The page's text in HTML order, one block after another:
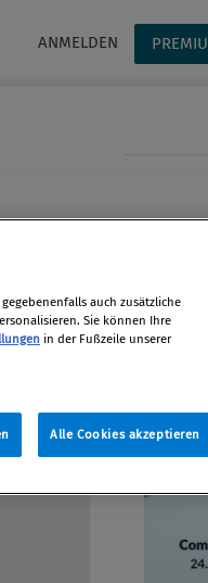
ANMELDEN
auch zusätzliche
Sie können Ihre
in der Fußzeile unserer
Alle Cookies akzeptieren